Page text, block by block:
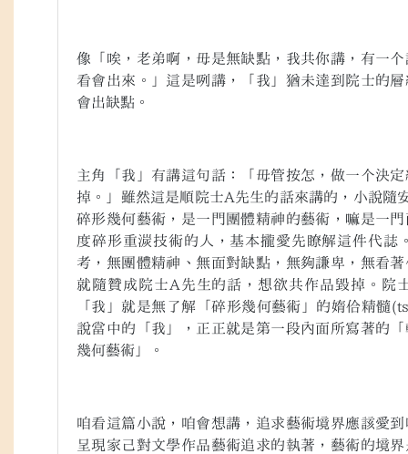
像「唉，老弟啊，毋是無缺點，我共你講，有一
看會出來。」這是咧講，「我」猶未達到院士的
會出缺點。
主角「我」有講這句話：「毋管按怎，做一个決
掉。」雖然這是順院士A先生的話來講的，小說隨
碎形幾何藝術，是一門團體精神的藝術，嘛是一
度碎形重湠技術的人，基本攏愛先瞭解這件代誌
考，無團體精神、無面對缺點，無夠謙卑，無看
就隨贊成院士 A 先生的話，想欲共作品毀掉。院
「我」就是無了解「碎形幾何藝術」的媠佮精髓
說當中的「我」，正正就是第一段內面所寫著的
幾何藝術」。
咱看這篇小說，咱會想講，追求藝術境界應該愛
呈現家己對文學作品藝術追求的執著，藝術的境